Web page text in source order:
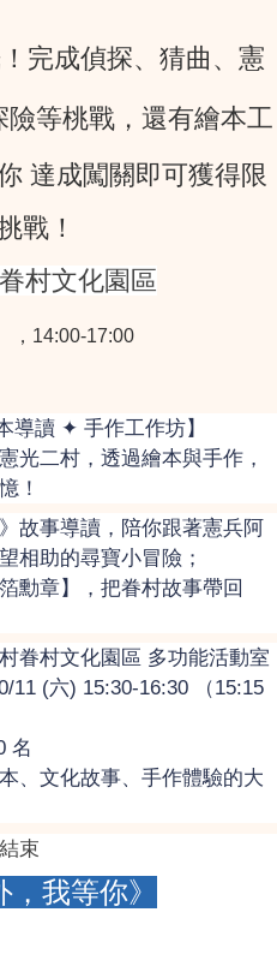
完成偵探、猜曲、憲
險等桃戰，還有繪本工
達成闖關即可獲得限
戰！
村文化園區
，14:00-17:00
導讀 ✦ 手作工作坊】
光二村，透過繪本與手作，
！
故事導讀，陪你跟著憲兵阿
相助的尋寶小冒險；
勳章】，把眷村故事帶回
眷村文化園區 多功能活動室
11 (六) 15:30-16:30 （15:15
名
、文化故事、手作體驗的大
束
，我等你》